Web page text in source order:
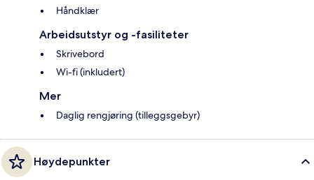
Håndklær
Arbeidsutstyr og -fasiliteter
Skrivebord
Wi-fi (inkludert)
Mer
Daglig rengjøring (tilleggsgebyr)
Høydepunkter